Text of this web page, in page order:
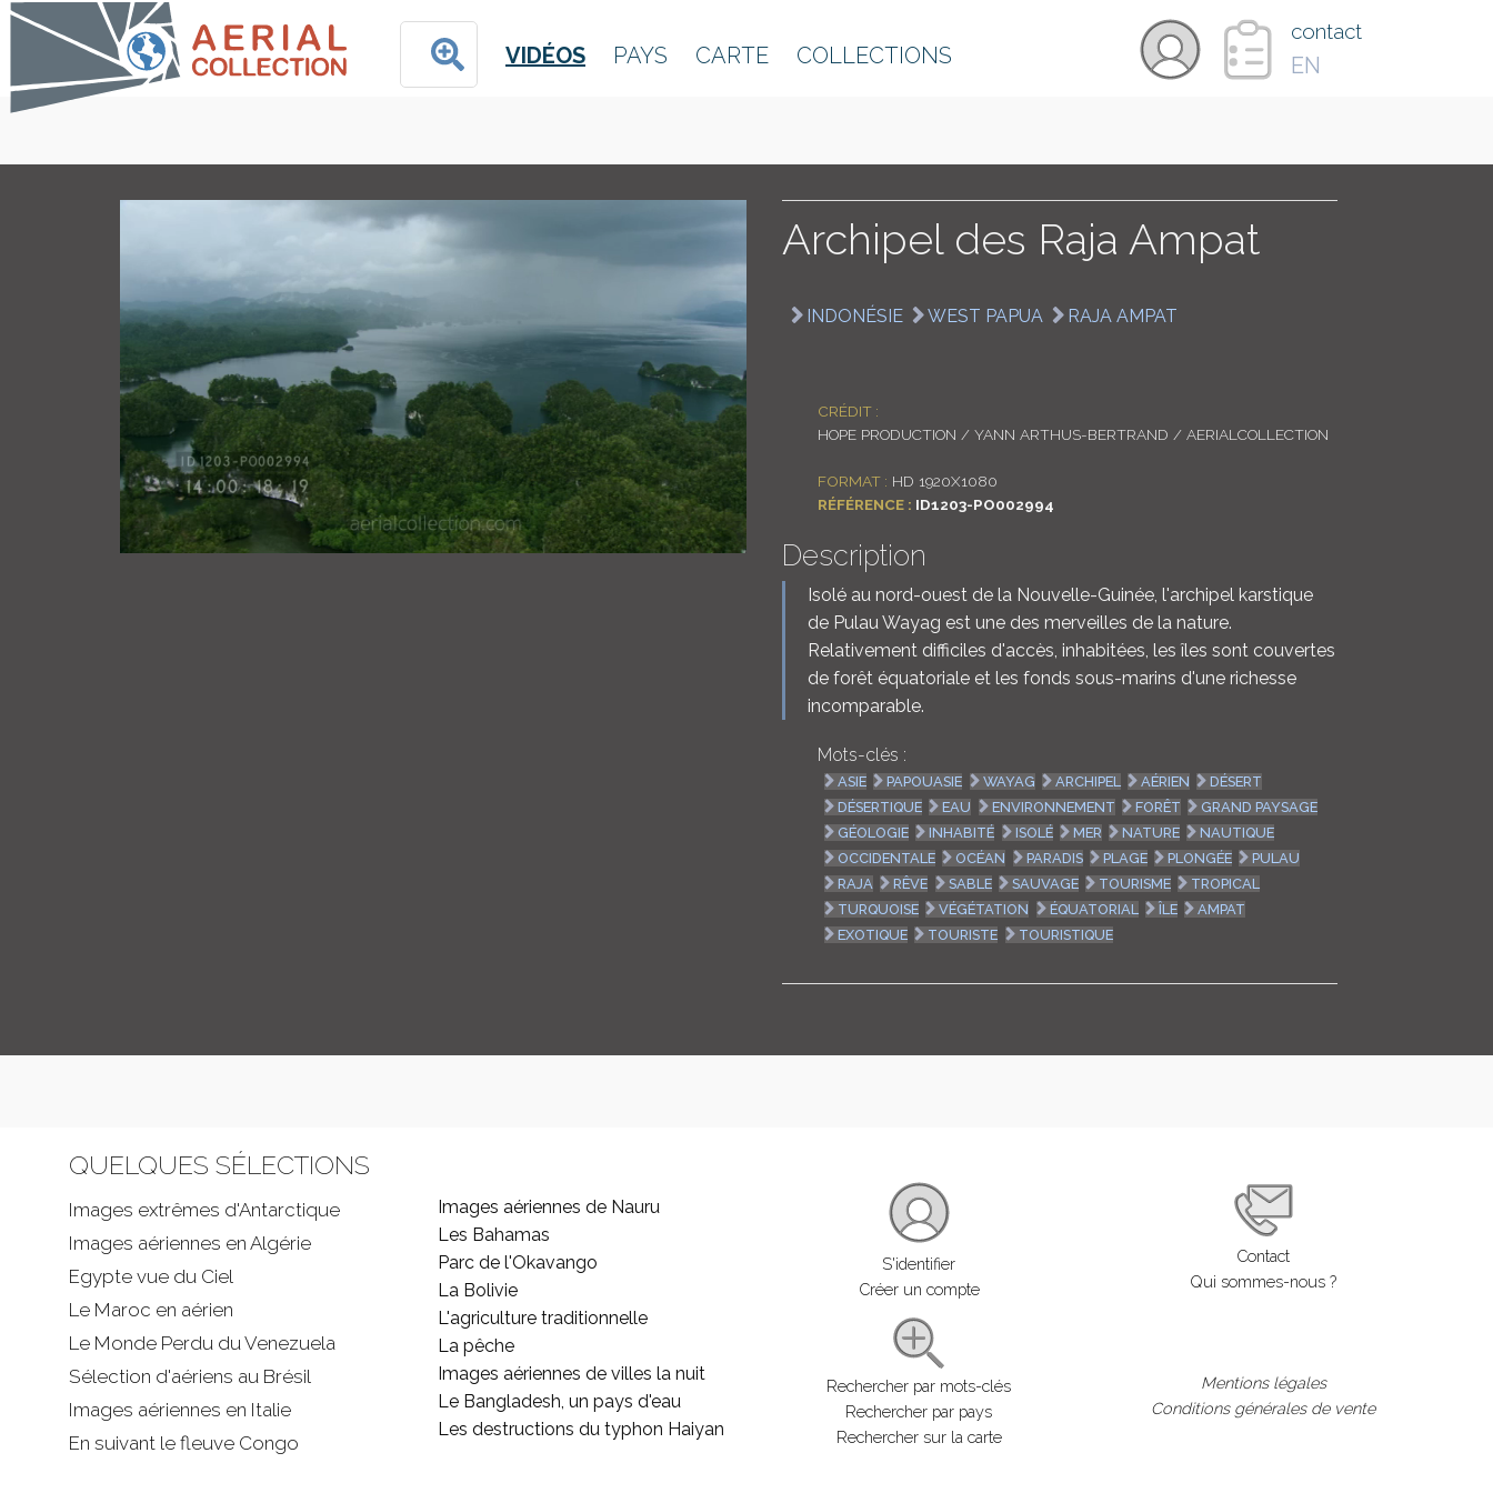
VIDÉOS PAYS CARTE COLLECTIONS
contact
EN
Archipel des Raja Ampat
INDONÉSIE WEST PAPUA RAJA AMPAT
CRÉDIT :
HOPE PRODUCTION / YANN ARTHUS-BERTRAND / AERIALCOLLECTION
FORMAT : HD 1920X1080
RÉFÉRENCE : ID1203-PO002994
Description
Isolé au nord-ouest de la Nouvelle-Guinée, l'archipel karstique
de Pulau Wayag est une des merveilles de la nature.
Relativement difficiles d'accès, inhabitées, les îles sont couvertes
de forêt équatoriale et les fonds sous-marins d'une richesse
incomparable.
Mots-clés :
ASIE PAPOUASIE WAYAG ARCHIPEL AÉRIEN
DÉSERT
DÉSERTIQUE
EAU ENVIRONNEMENT FORÊT
GRAND PAYSAGE
GÉOLOGIE
INHABITÉ ISOLÉ MER NATURE
NAUTIQUE
OCCIDENTALE
OCÉAN PARADIS PLAGE PLONGÉE
PULAU
RAJA
RÊVE SABLE SAUVAGE TOURISME
TROPICAL
TURQUOISE
VÉGÉTATION ÉQUATORIAL ÎLE
AMPAT
EXOTIQUE
TOURISTE TOURISTIQUE
QUELQUES SÉLECTIONS
Images extrêmes d'Antarctique
Images aériennes en Algérie
Egypte vue du Ciel
Le Maroc en aérien
Le Monde Perdu du Venezuela
Sélection d'aériens au Brésil
Images aériennes en Italie
En suivant le fleuve Congo
Images aériennes de Nauru
Les Bahamas
Parc de l'Okavango
La Bolivie
L'agriculture traditionnelle
La pêche
Images aériennes de villes la nuit
Le Bangladesh, un pays d'eau
Les destructions du typhon Haiyan
S'identifier
Créer un compte
Rechercher par mots-clés
Rechercher par pays
Rechercher sur la carte
Contact
Qui sommes-nous ?
Mentions légales
Conditions générales de vente